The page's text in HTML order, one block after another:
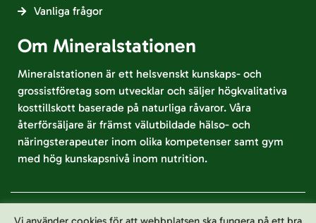
Vanliga frågor
Om Mineralstationen
Mineralstationen är ett helsvenskt kunskaps- och
grossistföretag som utvecklar och säljer högkvalitativa
kosttillskott baserade på naturliga råvaror. Våra
återförsäljare är främst välutbildade hälso- och
näringsterapeuter inom olika kompetenser samt gym
med hög kunskapsnivå inom nutrition.